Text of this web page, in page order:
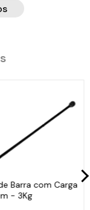
Barra com Carga
- 3Kg